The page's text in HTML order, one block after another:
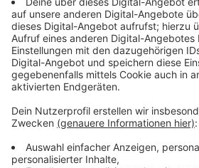
mehr Kinder aufnehmen. Auch das
soll dadurch erweitert werden.
Anzeige
Arbeiten sollen nach den
abgeschlossen sein
Anzeige